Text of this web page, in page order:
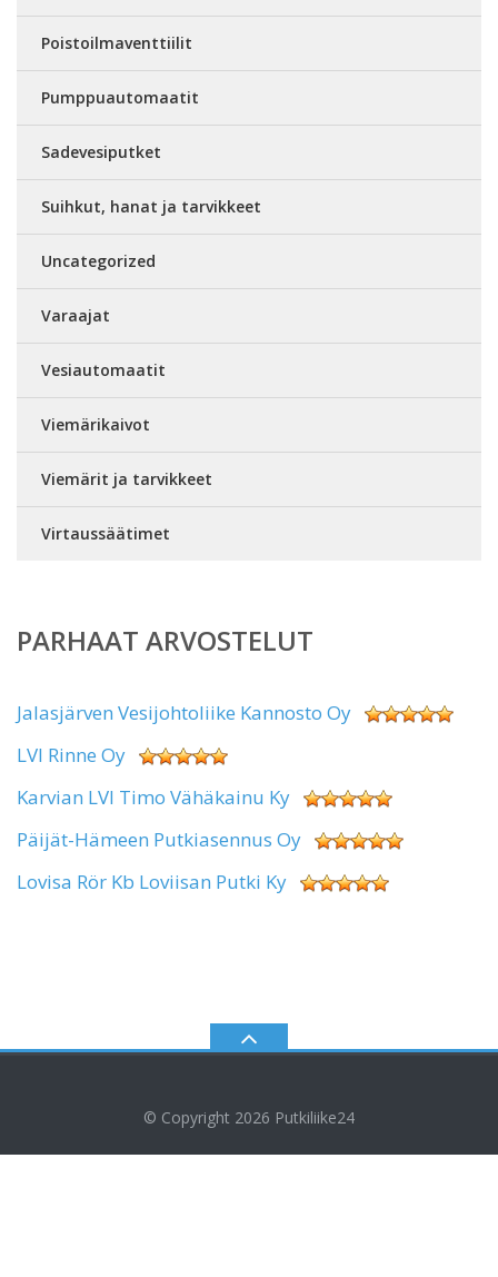
Poistoilmaventtiilit
Pumppuautomaatit
Sadevesiputket
Suihkut, hanat ja tarvikkeet
Uncategorized
Varaajat
Vesiautomaatit
Viemärikaivot
Viemärit ja tarvikkeet
Virtaussäätimet
PARHAAT ARVOSTELUT
Jalasjärven Vesijohtoliike Kannosto Oy
LVI Rinne Oy
Karvian LVI Timo Vähäkainu Ky
Päijät-Hämeen Putkiasennus Oy
Lovisa Rör Kb Loviisan Putki Ky
© Copyright 2026 Putkiliike24